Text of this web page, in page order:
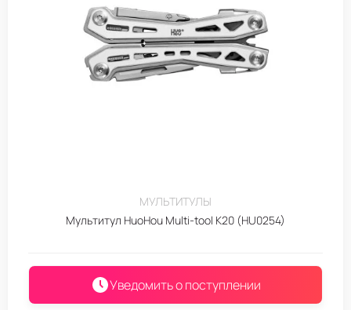
МУЛЬТИТУЛЫ
Мультитул HuoHou Multi-tool K20 (HU0254)
Уведомить о поступлении